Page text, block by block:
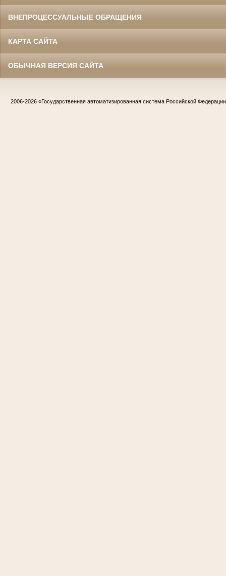
ВНЕПРОЦЕССУАЛЬНЫЕ ОБРАЩЕНИЯ
КАРТА САЙТА
ОБЫЧНАЯ ВЕРСИЯ САЙТА
2006-2026 «Государственная автоматизированная система Российской